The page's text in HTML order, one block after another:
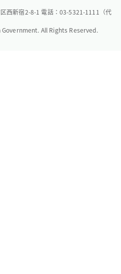
西新宿2-8-1 電話：03-5321-1111（代
All Rights Reserved.